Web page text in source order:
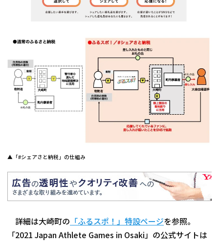
▲「#シェアさと納税」の仕組み
詳細は大崎町の 「ふるスポ！」特設ページを参照。
「2021 Japan Athlete Games in Osaki」の公式サイトは